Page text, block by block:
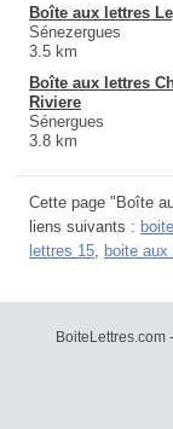
Boîte aux lettres
Sénezergues
3.5 km
Boîte aux lettres
Riviere
Sénergues
3.8 km
Cette page "Boîte
liens suivants :
lettres 15 boite aux
BoiteLettres.com